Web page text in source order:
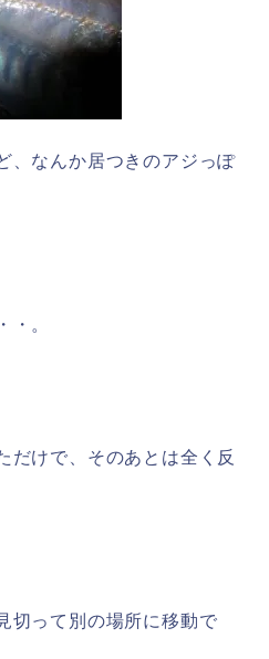
、なんか居つきのアジっぽ
・。
だけで、そのあとは全く反
切って別の場所に移動で